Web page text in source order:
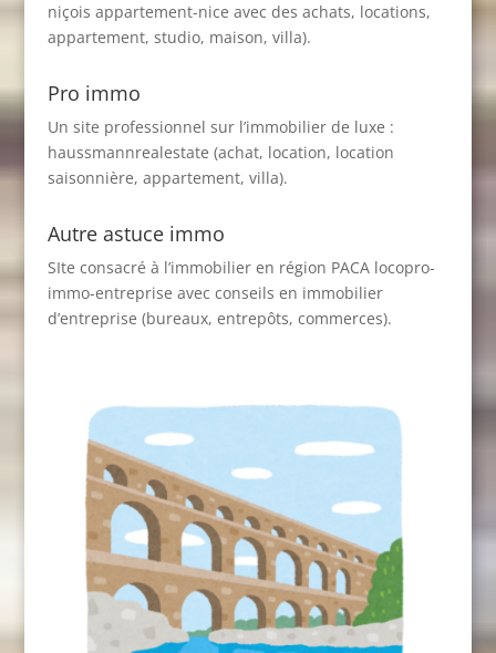
niçois appartement-nice avec des achats, locations,
appartement, studio, maison, villa).
Pro immo
Un site professionnel sur l’immobilier de luxe :
haussmannrealestate (achat, location, location
saisonnière, appartement, villa).
Autre astuce immo
SIte consacré à l’immobilier en région PACA locopro-
immo-entreprise avec conseils en immobilier
d’entreprise (bureaux, entrepôts, commerces).